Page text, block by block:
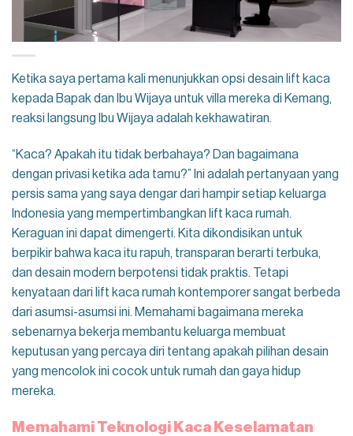
Ketika saya pertama kali menunjukkan opsi desain lift kaca
kepada Bapak dan Ibu Wijaya untuk villa mereka di Kemang,
reaksi langsung Ibu Wijaya adalah kekhawatiran.
“Kaca? Apakah itu tidak berbahaya? Dan bagaimana
dengan privasi ketika ada tamu?” Ini adalah pertanyaan yang
persis sama yang saya dengar dari hampir setiap keluarga
Indonesia yang mempertimbangkan lift kaca rumah.
Keraguan ini dapat dimengerti. Kita dikondisikan untuk
berpikir bahwa kaca itu rapuh, transparan berarti terbuka,
dan desain modern berpotensi tidak praktis. Tetapi
kenyataan dari lift kaca rumah kontemporer sangat berbeda
dari asumsi-asumsi ini. Memahami bagaimana mereka
sebenarnya bekerja membantu keluarga membuat
keputusan yang percaya diri tentang apakah pilihan desain
yang mencolok ini cocok untuk rumah dan gaya hidup
mereka.
Memahami Teknologi Kaca Keselamatan